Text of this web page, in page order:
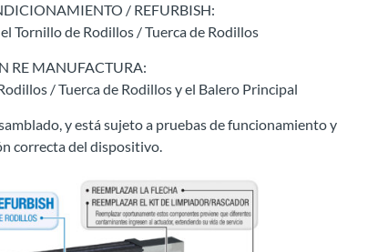
/ REFURBISH:
Tornillo de Rodillos / Tuerca de Rodillos
RE MANUFACTURA:
/ Tuerca de Rodillos y el Balero Principal
y está sujeto a pruebas de funcionamiento y
correcta del dispositivo.